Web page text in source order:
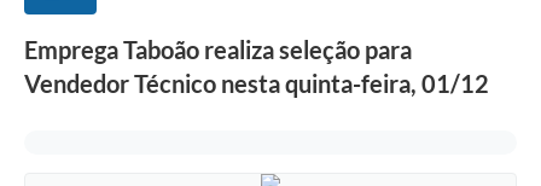
Emprega Taboão realiza seleção para
Vendedor Técnico nesta quinta-feira, 01/12